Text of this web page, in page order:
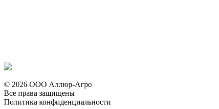
© 2026 ООО Аллюр-Агро
Все права защищены
Политика конфиденциальности